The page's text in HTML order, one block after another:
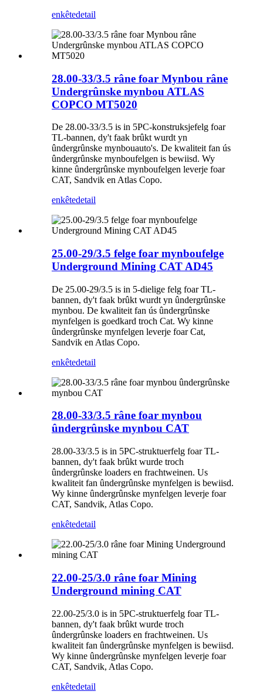
enkêtedetail
28.00-33/3.5 râne foar Mynbou râne
Undergrûnske mynbou ATLAS
COPCO MT5020
De 28.00-33/3.5 is in 5PC-konstruksjefelg foar
TL-bannen, dy't faak brûkt wurdt yn
ûndergrûnske mynbouauto's. De kwaliteit fan ús
ûndergrûnske mynboufelgen is bewiisd. Wy
kinne ûndergrûnske mynboufelgen leverje foar
CAT, Sandvik en Atlas Copo.
enkêtedetail
25.00-29/3.5 felge foar mynboufelge
Underground Mining CAT AD45
De 25.00-29/3.5 is in 5-dielige felg foar TL-
bannen, dy't faak brûkt wurdt yn ûndergrûnske
mynbou. De kwaliteit fan ús ûndergrûnske
mynfelgen is goedkard troch Cat. Wy kinne
ûndergrûnske mynfelgen leverje foar Cat,
Sandvik en Atlas Copo.
enkêtedetail
28.00-33/3.5 râne foar mynbou
ûndergrûnske mynbou CAT
28.00-33/3.5 is in 5PC-struktuerfelg foar TL-
bannen, dy't faak brûkt wurde troch
ûndergrûnske loaders en frachtweinen. Us
kwaliteit fan ûndergrûnske mynfelgen is bewiisd.
Wy kinne ûndergrûnske mynfelgen leverje foar
CAT, Sandvik, Atlas Copo.
enkêtedetail
22.00-25/3.0 râne foar Mining
Underground mining CAT
22.00-25/3.0 is in 5PC-struktuerfelg foar TL-
bannen, dy't faak brûkt wurde troch
ûndergrûnske loaders en frachtweinen. Us
kwaliteit fan ûndergrûnske mynfelgen is bewiisd.
Wy kinne ûndergrûnske mynfelgen leverje foar
CAT, Sandvik, Atlas Copo.
enkêtedetail